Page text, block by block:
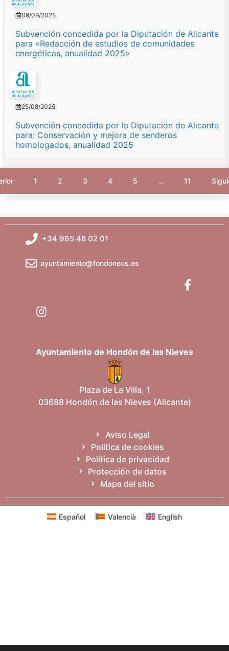
09/09/2025
Subvención concedida por la Diputación de Alicante
para «Redacción de estudios de comunidades
energéticas, anualidad 2025»
25/08/2025
Subvención concedida por la Diputación de Alicante
para: Conservación y mejora de senderos
homologados, anualidad 2025
1 2 3 4 5 … 11
+34 965 48 02 01
ayuntamiento@fondoneus.es
Ayuntamiento de Hondón de las Nieves
Plaza de La Villa, 1
03688 Hondón de las Nieves (Alicante)
Aviso Legal
Política de cookies
Política de privacidad
Protección de datos
Mapa del sitio
Español Valencià English